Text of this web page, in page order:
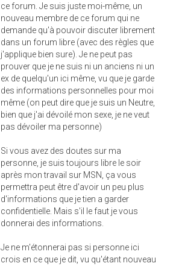
ce forum. Je suis juste moi-même, un
nouveau membre de ce forum qui ne
demande qu'à pouvoir discuter librement
dans un forum libre (avec des règles que
j'applique bien sure). Je ne peut pas
prouver que je ne suis ni un anciens ni un
ex de quelqu'un ici même, vu que je garde
des informations personnelles pour moi
même (on peut dire que je suis un Neutre,
bien que j'ai dévoilé mon sexe, je ne veut
pas dévoiler ma personne)
Si vous avez des doutes sur ma
personne, je suis toujours libre le soir
après mon travail sur MSN, ça vous
permettra peut être d'avoir un peu plus
d'informations que je tien a garder
confidentielle. Mais s'il le faut je vous
donnerai des informations.
Je ne m'étonnerai pas si personne ici
crois en ce que je dit, vu qu'étant nouveau